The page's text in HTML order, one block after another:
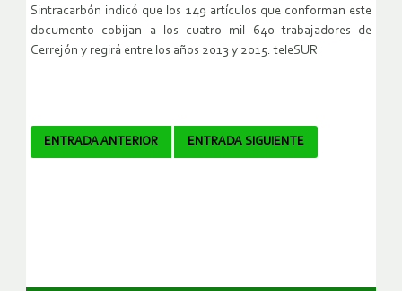
Sintracarbón indicó que los 149 artículos que conforman este
documento cobijan a los cuatro mil 640 trabajadores de
Cerrejón y regirá entre los años 2013 y 2015. teleSUR
Navegador
ENTRADA ANTERIOR ENTRADA SIGUIENTE